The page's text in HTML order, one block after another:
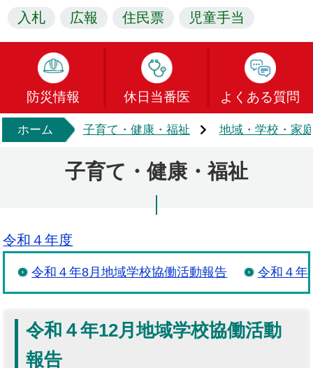
入札 広報 住民票 児童手当
防災情報 休日当番医 よくある質問
ホーム 子育て・健康・福祉 地域・学校・家
子育て・健康・福祉
令和４年度
令和４年8月地域学校協働活動報告 令和４年
令和４年12月地域学校協働活動
報告